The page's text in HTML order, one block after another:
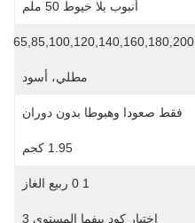
أنبوب بلا خيوط 50 ملم
مطلي، أسود
فقط صعودا وهبوطا بدون دوران
1.95 كجم
1 0 ربيع الغاز
اختبار كود بيفما المستوى 3